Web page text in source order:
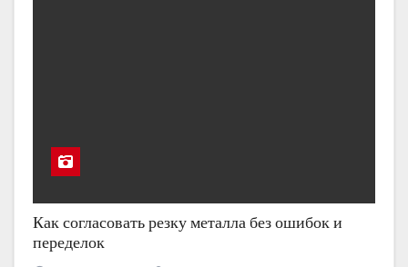
Как согласовать резку металла без ошибок и
переделок